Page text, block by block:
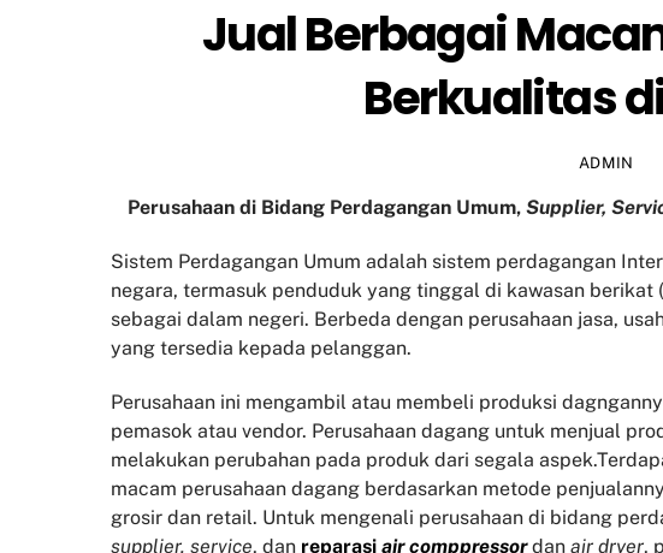
Jual Berbagai
Berkualitas
ADMIN
Perusahaan di Bidang Perdagangan Umum, Supplier,
Sistem Perdagangan Umum adalah sistem perdagangan
negara, termasuk penduduk yang tinggal di kawasan berikat (
sebagai dalam negeri. Berbeda dengan perusahaan jasa,
yang tersedia kepada pelanggan.
Perusahaan ini mengambil atau membeli produksi
pemasok atau vendor. Perusahaan dagang untuk menjual
melakukan perubahan pada produk dari segala
macam perusahaan dagang berdasarkan metode
grosir dan retail. Untuk mengenali perusahaan di bidang
supplier, service, dan reparasi air comppressordan air dryer,